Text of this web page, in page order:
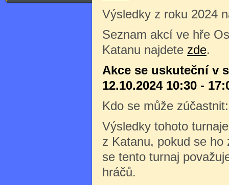
Výsledky z roku 2024
Seznam akcí ve hře
Katanu najdete zde.
Akce se uskuteční v
12.10.2024 10:30 -
Kdo se může
Výsledky tohoto
z Katanu, pokud se
se tento turnaj
hráčů.